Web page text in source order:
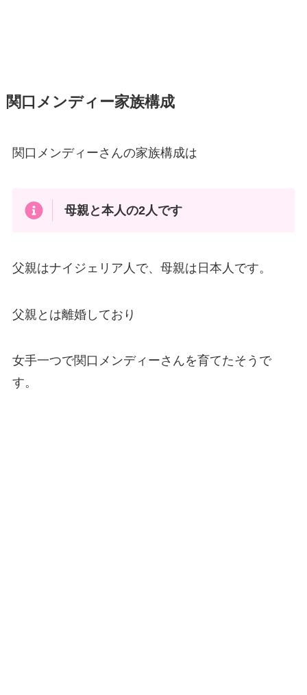
関口メンディー家族構成
関口メンディーさんの家族構成は
母親と本人の2人です
父親はナイジェリア人で、母親は日本人です。
父親とは離婚しており
女手一つで関口メンディーさんを育てたそうで
す。